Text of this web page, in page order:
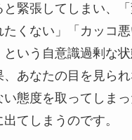
と緊張してしまい、
たくない」「カッコ
いう自意識過剰な
あなたの目を見ら
い態度を取ってしま
てしまうのです。